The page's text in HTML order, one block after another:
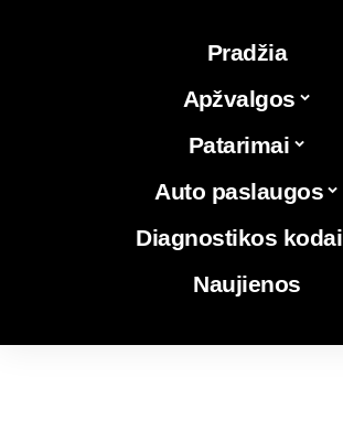
Pradžia
Apžvalgos
Patarimai
Auto paslaugos
Diagnostikos kodai
Naujienos